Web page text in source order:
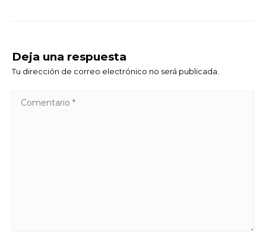
Deja una respuesta
Tu dirección de correo electrónico no será publicada.